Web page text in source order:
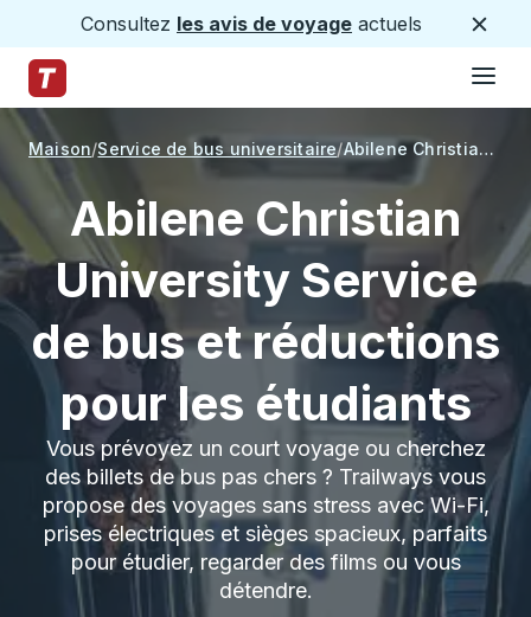
Consultez les avis de voyage actuels
Page d'accueil des sentiers
Maison Service de bus universitaire Abilene Christian University
Abilene Christian
University Service
de bus et réductions
pour les étudiants
Vous prévoyez un court voyage ou cherchez
des billets de bus pas chers ? Trailways vous
propose des voyages sans stress avec Wi-Fi,
prises électriques et sièges spacieux, parfaits
pour étudier, regarder des films ou vous
détendre.